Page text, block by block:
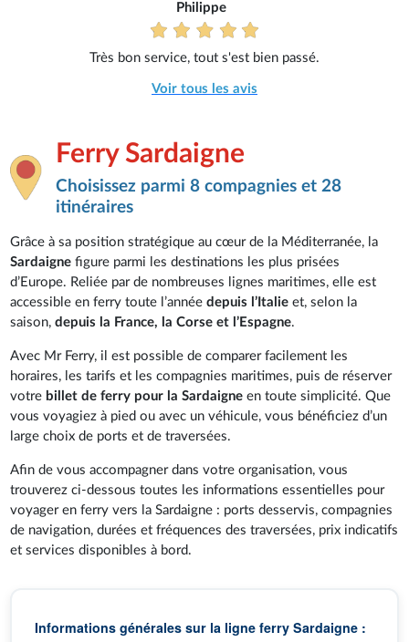
Philippe
Très bon service, tout s'est bien passé.
Voir tous les avis
Ferry Sardaigne
Choisissez parmi 8 compagnies et 28
itinéraires
Grâce à sa position stratégique au cœur de la Méditerranée, la
Sardaigne figure parmi les destinations les plus prisées
d’Europe. Reliée par de nombreuses lignes maritimes, elle est
accessible en ferry toute l’annéedepuis l’Italie et, selon la
saison,depuis la France, la Corse et l’Espagne.
Avec Mr Ferry, il est possible de comparer facilement les
horaires, les tarifs et les compagnies maritimes, puis de réserver
votre billet de ferry pour la Sardaigne en toute simplicité. Que
vous voyagiez à pied ou avec un véhicule, vous bénéficiez d’un
large choix de ports et de traversées.
Afin de vous accompagner dans votre organisation, vous
trouverez ci-dessous toutes les informations essentielles pour
voyager en ferry vers la Sardaigne : ports desservis, compagnies
de navigation, durées et fréquences des traversées, prix indicatifs
et services disponibles à bord.
Informations générales sur la ligne ferry Sardaigne :